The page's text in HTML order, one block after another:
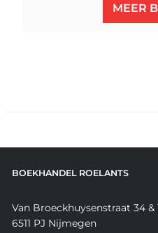
MEER
BOEKHANDEL ROELANTS
Van Broeckhuysenstraat 34
6511 PJ Nijmegen